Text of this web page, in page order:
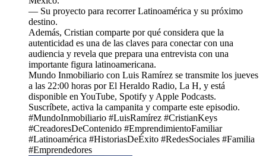
— Su proyecto para recorrer Latinoamérica y su próximo
destino.
Además, Cristian comparte por qué considera que la
autenticidad es una de las claves para conectar con una
audiencia y revela que prepara una entrevista con una
importante figura latinoamericana.
Mundo Inmobiliario con Luis Ramírez se transmite los jueves
a las 22:00 horas por El Heraldo Radio, La H, y está
disponible en YouTube, Spotify y Apple Podcasts.
Suscríbete, activa la campanita y comparte este episodio.
#MundoInmobiliario #LuisRamírez #CristianKeys
#CreadoresDeContenido #EmprendimientoFamiliar
#Latinoamérica #HistoriasDeÉxito #RedesSociales #Familia
#Emprendedores